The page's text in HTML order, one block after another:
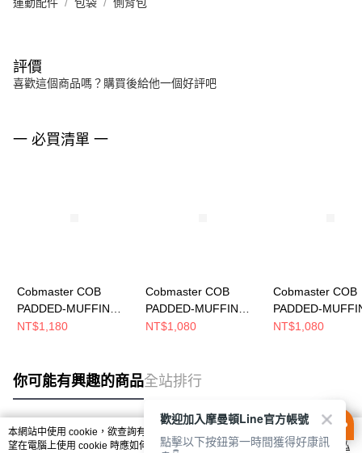
評價
喜歡這個商品嗎？購買後給他一個好評吧
一 必買清單 一
Cobmaster COB
PADDED-MUFFIN
BUDDY SHOULDER
NT$1,180
Cobmaster COB
PADDED-MUFFIN
DRAWSTRING
813585000025
NT$1,080
Cobmaster COB
PADDED-
DRAWSTRING
NT$1,080
你可能有興趣的商品全站排行
熱門標籤
本網站中使用 cookie，欲查詢有關本網站使用 cookie 方式之詳情，及若您不希
望在電腦上使用 cookie 時應如何變更電腦的 cookie 設定，請參閱本網站「
隱私
歡迎加入摩曼頓Line官方帳號
點擊以下按鈕第一時間獲得好康訊